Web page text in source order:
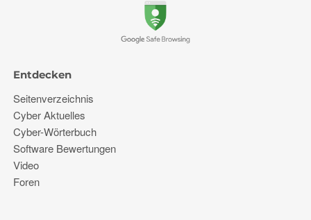
Entdecken
Seitenverzeichnis
Cyber ​​Aktuelles
Cyber-Wörterbuch
Software Bewertungen
Video
Foren